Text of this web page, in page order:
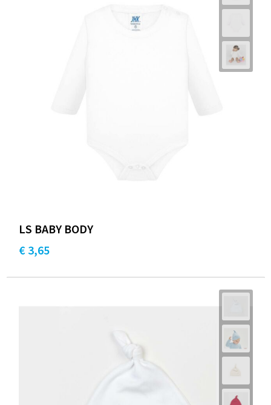
LS BABY BODY
€ 3,65